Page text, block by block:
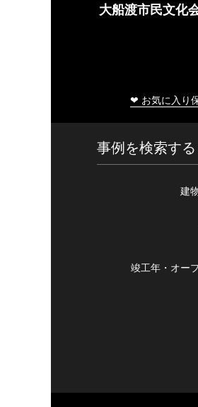
大船渡市民文化
❤ お気に入り
事例を検索する
建
竣工年・ オー